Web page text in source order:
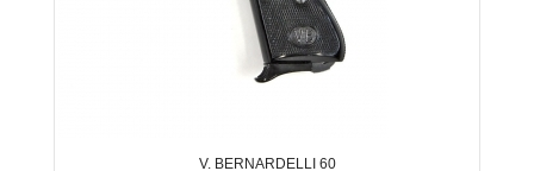
V. BERNARDELLI 60